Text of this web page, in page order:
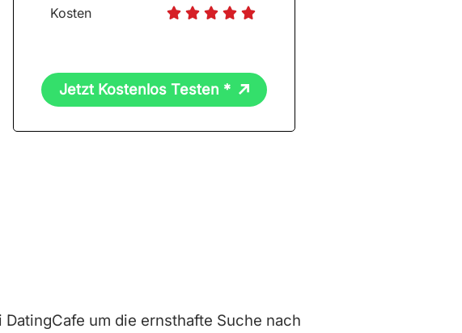
Kosten     
Jetzt Kostenlos Testen *
um die ernsthafte Suche nach